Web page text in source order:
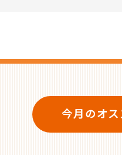
今月のオ